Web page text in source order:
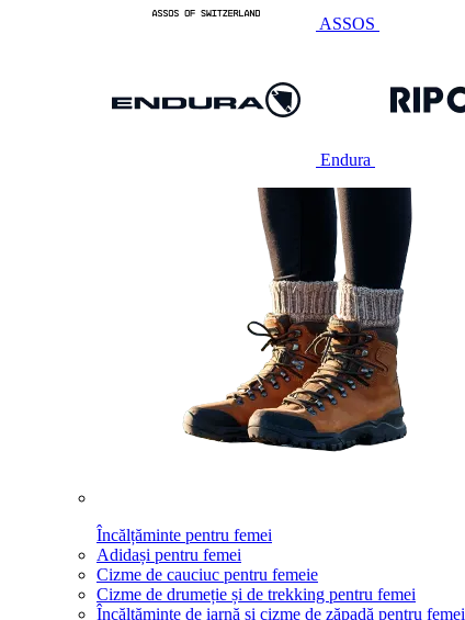
ASSOS
Endura
Încălțăminte pentru femei
Adidași pentru femei
Cizme de cauciuc pentru femeie
Cizme de drumeție și de trekking pentru femei
Încălțăminte de iarnă și cizme de zăpadă pentru femei